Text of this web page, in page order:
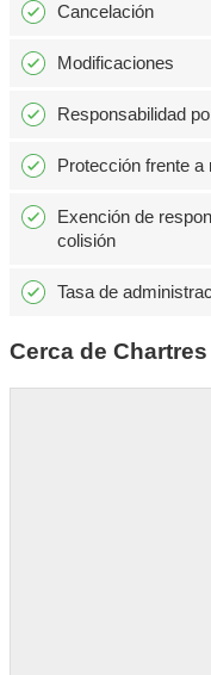
Cancelación
Modificaciones
Responsabilidad
Protección frente a
Exención de
colisión
Tasa de
Cerca de